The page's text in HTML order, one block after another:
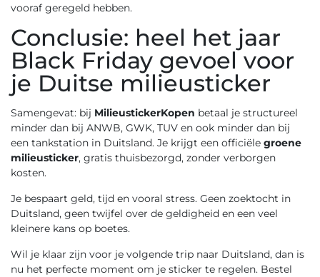
vooraf geregeld hebben.
Conclusie: heel het jaar
Black Friday gevoel voor
je Duitse milieusticker
Samengevat: bij MilieustickerKopen betaal je structureel
minder dan bij ANWB, GWK, TUV en ook minder dan bij
een tankstation in Duitsland. Je krijgt een officiële groene
milieusticker, gratis thuisbezorgd, zonder verborgen
kosten.
Je bespaart geld, tijd en vooral stress. Geen zoektocht in
Duitsland, geen twijfel over de geldigheid en een veel
kleinere kans op boetes.
Wil je klaar zijn voor je volgende trip naar Duitsland, dan is
nu het perfecte moment om je sticker te regelen. Bestel